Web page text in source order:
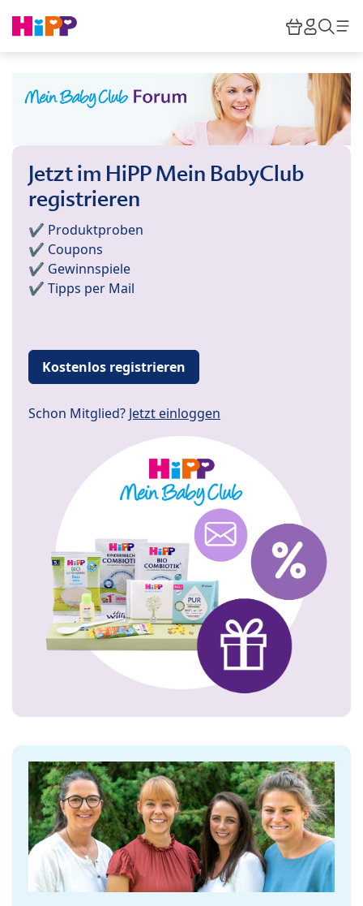
HiPP
Jetzt im HiPP Mein BabyClub
registrieren
✔️ Produktproben
✔️ Coupons
✔️ Gewinnspiele
✔️ Tipps per Mail
Kostenlos registrieren
Schon Mitglied? Jetzt einloggen